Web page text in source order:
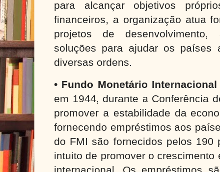
para alcançar objetivos
financeiros, a organização atua
projetos de
soluções para ajudar os países
diversas ordens.
• Fundo Monetário Internacional
em 1944, durante a Conferência
promover a estabilidade da
fornecendo empréstimos aos
do FMI são fornecidos pelos 190
intuito de promover o